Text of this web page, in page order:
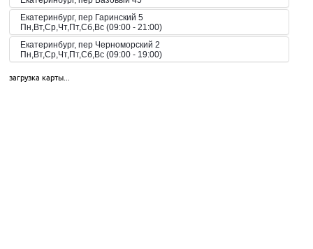
Екатеринбург, пер Гаринский 5
Пн,Вт,Ср,Чт,Пт,Сб,Вс (09:00 - 21:00)
Екатеринбург, пер Черноморский 2
Пн,Вт,Ср,Чт,Пт,Сб,Вс (09:00 - 19:00)
Пн-Вс 10:00-20:00
загрузка карты...